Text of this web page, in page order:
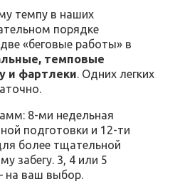
темпу в наших
порядке
«беговые работы» в
темповые
и фартлеки. Одних легких
8-ми недельная
подготовки и 12-ти
более тщательной
забегу. 3, 4 или 5
на ваш выбор.